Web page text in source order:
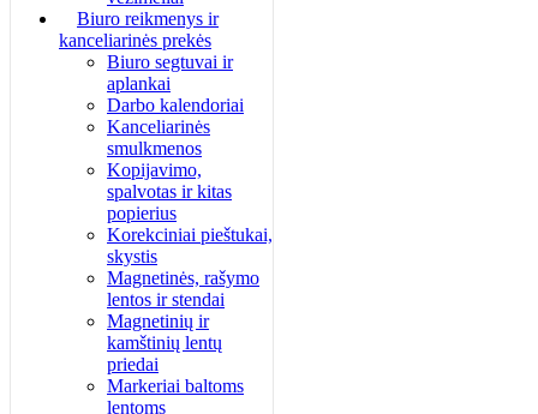
Biuro reikmenys ir
kanceliarinės prekės
Biuro segtuvai ir
aplankai
Darbo kalendoriai
Kanceliarinės
smulkmenos
Kopijavimo,
spalvotas ir kitas
popierius
Korekciniai pieštukai,
skystis
Magnetinės, rašymo
lentos ir stendai
Magnetinių ir
kamštinių lentų
priedai
Markeriai baltoms
lentoms